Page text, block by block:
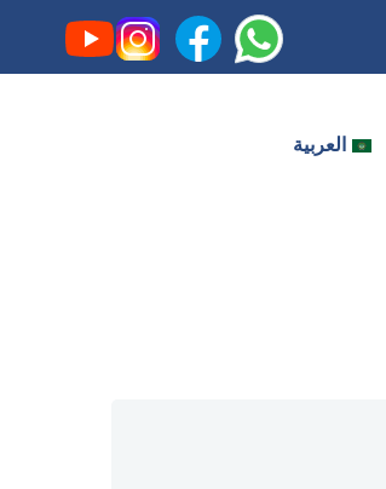
العربية